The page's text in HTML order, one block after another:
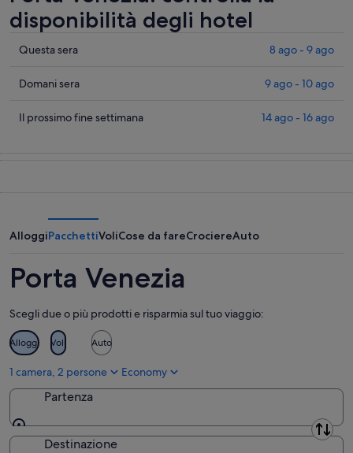
disponibilità degli hotel
Cerca
prezzi
Porta
9
Questa sera 8 ago - 9 ago
Cerca
prezzi
notte,
9
-
10
Domani sera 9 ago - 10 ago
Cerca
il
weekend,
14
-
16
ago
Il prossimo fine settimana 14 ago - 16 ago
AlloggiPacchettiVoliCose da fareCrociereAuto
Porta Venezia
Scegli due o più prodotti e risparmia sul tuo viaggio:
Alloggi Voli Auto
1 camera, 2 persone Economy
Partenza
Partenza
Destinazione